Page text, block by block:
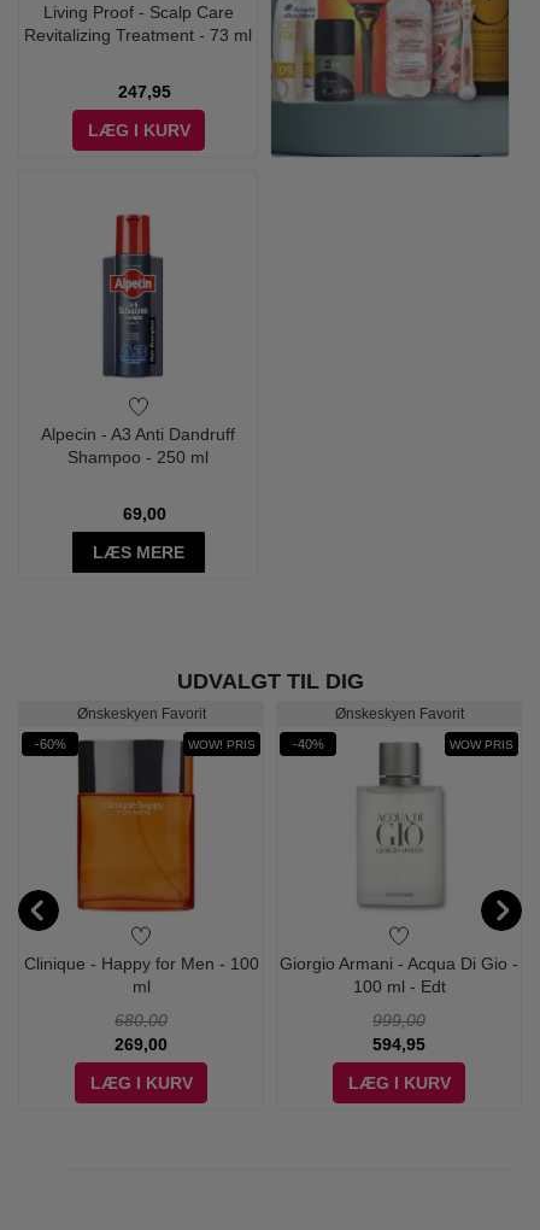
Living Proof - Scalp Care
Revitalizing Treatment - 73 ml
247,95
LÆG I KURV
Alpecin - A3 Anti Dandruff
Shampoo - 250 ml
69,00
LÆS MERE
UDVALGT TIL DIG
Ønskeskyen Favorit
-60% WOW! PRIS
Clinique - Happy for Men - 100
ml
680,00
269,00
LÆG I KURV
Ønskeskyen Favorit
-40% WOW PRIS
Giorgio Armani - Acqua Di Gio -
100 ml - Edt
999,00
594,95
LÆG I KURV